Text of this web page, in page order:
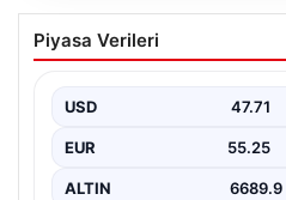
Emekli maaşı
yatacak? SGK, Bağ-
Piyasa Verileri
USD 47.71
EUR 55.25
ALTIN 6689.9